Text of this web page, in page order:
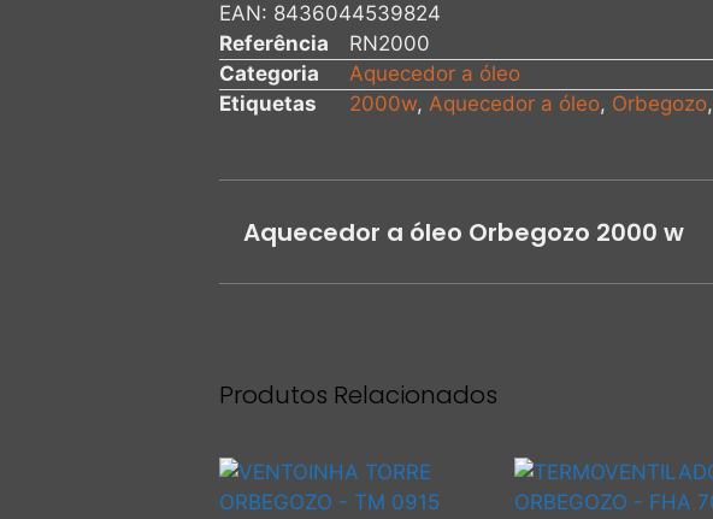
EAN: 8436044539824
Referência
RN2000
Categoria
Aquecedor a óleo
Etiquetas
2000w, Aquecedor a óleo, Orbegozo,
Aquecedor a óleo Orbegozo 2000 w
Produtos Relacionados